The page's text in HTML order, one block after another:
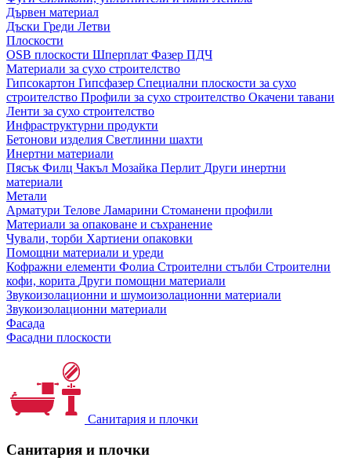
Дървен материал
Дъски Греди Летви
Плоскости
OSB плоскости Шперплат Фазер ПДЧ
Материали за сухо строителство
Гипсокартон Гипсфазер Специални плоскости за сухо
строителство Профили за сухо строителство Окачени тавани
Ленти за сухо строителство
Инфраструктурни продукти
Бетонови изделия Светлинни шахти
Инертни материали
Пясък Филц Чакъл Мозайкa Перлит Други инертни
материали
Метали
Арматури Телове Ламарини Стоманени профили
Материали за опаковане и съхранение
Чували, торби Хартиени опаковки
Помощни материали и уреди
Кофражни елементи Фолиа Строителни стълби Строителни
кофи, корита Други помощни материали
Звукоизолационни и шумоизолационни материали
Звукоизолационни материали
Фасада
Фасадни плоскости
Санитария и плочки
Санитария и плочки